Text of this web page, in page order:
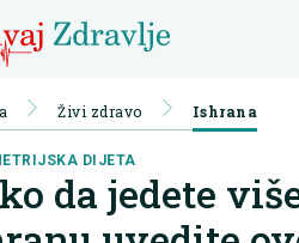
Živi zdravo Ishrana
DIJETA
da jedete